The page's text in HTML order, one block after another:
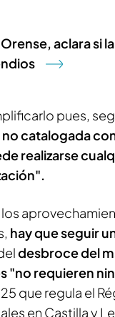
aclara si
pues,
catalogada
realizarse
los
hay que seguir
desbroce del
"no requieren
que regula el
en Castilla y